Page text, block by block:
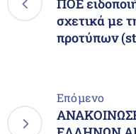
ΠΟΕ
σχετικά με
προτύπων
Επόμενο